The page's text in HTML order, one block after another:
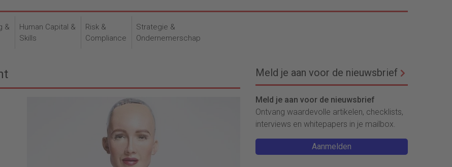
&
Human Capital &
Skills
Risk &
Compliance
Strategie &
Ondernemerschap
Meld je aan voor de nieuwsbrief
Meld je aan voor de nieuwsbrief
Ontvang waardevolle artikelen, checklists,
interviews en whitepapers in je mailbox.
Aanmelden